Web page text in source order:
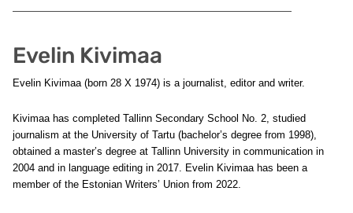
Evelin Kivimaa
Evelin Kivimaa (born 28 X 1974) is a journalist, editor and writer.
Kivimaa has completed Tallinn Secondary School No. 2, studied
journalism at the University of Tartu (bachelor’s degree from 1998),
obtained a master’s degree at Tallinn University in communication in
2004 and in language editing in 2017. Evelin Kivimaa has been a
member of the Estonian Writers’ Union from 2022.